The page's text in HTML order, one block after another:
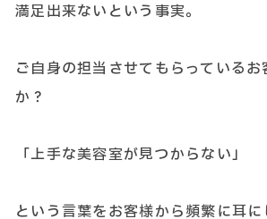
満足出来ないという事実。
ご自身の担当させてもらっている
か？
「上手な美容室が見つからない」
という言葉をお客様から頻繁に耳